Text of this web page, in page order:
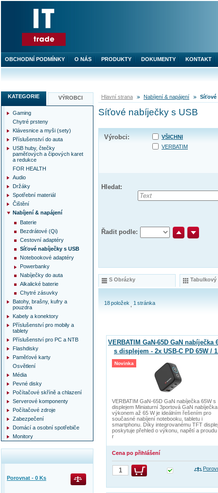
Hlavní strana Nabíjení & napájení Síťové
Síťové nabíječky s USB
Výrobci:
VŠICHNI
VERBATIM
Hledat:
Řadit podle:
S Obrázky Tabulkový
18položek 1 stránka
VERBATIM GaN-65D GaN nabíječka
s displejem - 2x USB-C PD 65W /
VERBATIM GaN-65D GaN nabíječka 65W s
displejem Miniaturní 3portová GaN
výkonem až 65 W je ideálním řešením pro
současné nabíjení notebooku, tabletu i
smartphonu. Díky integrovanému TFT
poskytuje přehled o výkonu, napětí a
r
Cena po přihlášení
Novinka
KATEGORIE VÝROBCI
Gaming
Chytré prsteny
Klávesnice a myši (sety)
Příslušenství do auta
USB huby, čtečky
paměťových a čipových karet
a redukce
FOR HEALTH
Audio
Držáky
Spotřební materiál
Čištění
Nabíjení & napájení
Baterie
Bezdrátové (Qi)
Cestovní adaptéry
Síťové nabíječky s USB
Notebookové adaptéry
Powerbanky
Nabíječky do auta
Alkalické baterie
Chytré zásuvky
Batohy, brašny, kufry a
pouzdra
Kabely a konektory
Příslušenství pro mobily a
tablety
Příslušenství pro PC a NTB
Flashdisky
Paměťové karty
Osvětlení
Média
Pevné disky
Počítačové skříně a chlazení
Serverové komponenty
Počítačové zdroje
Zabezpečení
Domácí a osobní spotřebiče
Monitory
Porovnat - 0 Ks
OBCHODNÍ PODMÍNKY O NÁS PRODUKTY DOKUMENTY KONTAKT